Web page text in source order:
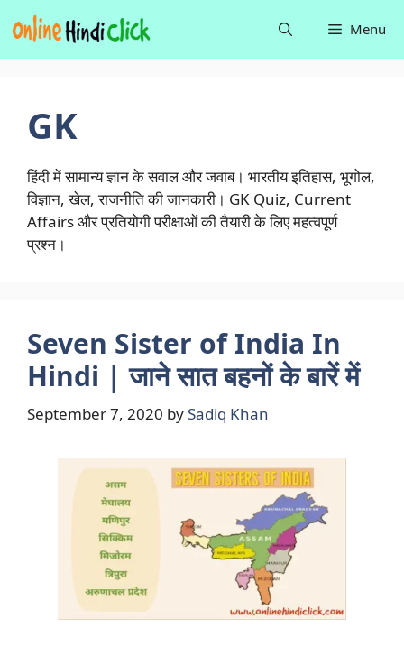
to
content
Menu
GK
हिंदी में सामान्य ज्ञान के सवाल और जवाब। भारतीय इतिहास, भूगोल,
विज्ञान, खेल, राजनीति की जानकारी। GK Quiz, Current
Affairs और प्रतियोगी परीक्षाओं की तैयारी के लिए महत्वपूर्ण
प्रश्न।
Seven Sister of India In
Hindi | जाने सात बहनों के बारें में
September 7, 2020 bySadiq Khan